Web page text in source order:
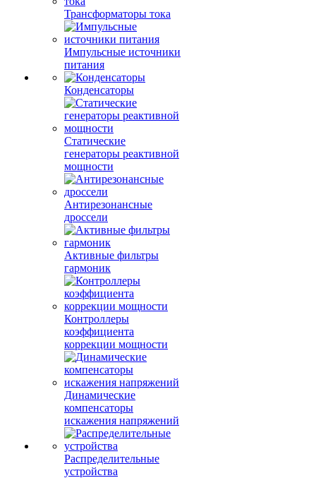
Трансформаторы тока
Импульсные источники
питания
Конденсаторы
Статические
генераторы реактивной
мощности
Антирезонансные
дроссели
Активные фильтры
гармоник
Контроллеры
коэффициента
коррекции мощности
Динамические
компенсаторы
искажения напряжений
Распределительные
устройства